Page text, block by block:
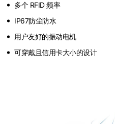
多个 RFID 频率
IP67防尘防水
用户友好的振动电机
可穿戴且信用卡大小的设计